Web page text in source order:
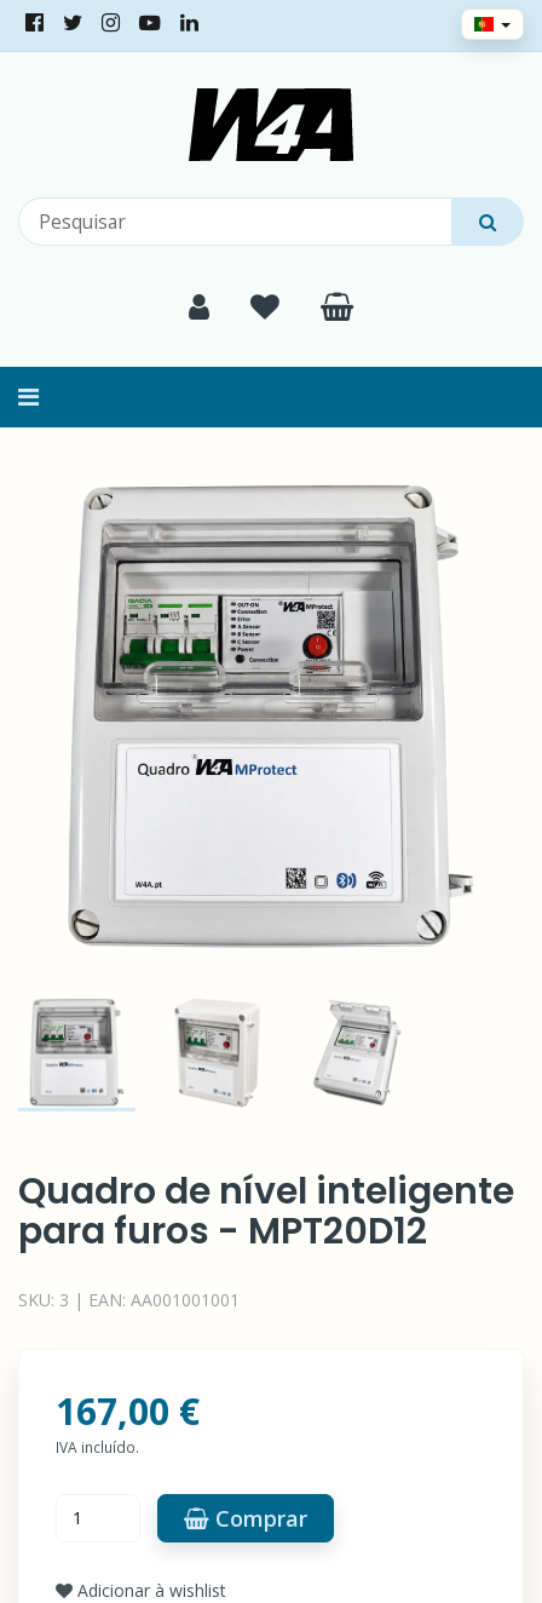
Alternar
navegação
Quadro de nível inteligente
para furos - MPT20D12
SKU: 3 | EAN: AA001001001
167,00 €
IVA incluído.
Comprar
Adicionar à wishlist